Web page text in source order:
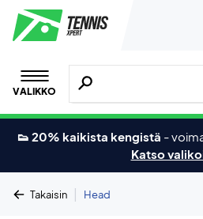
VALIKKO
Hae tuotteita,
👟 20% kaikista kengistä -
Katso
Takaisin | Head